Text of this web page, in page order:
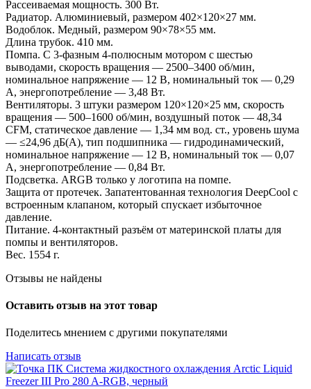
Рассеиваемая мощность. 300 Вт.
Радиатор. Алюминиевый, размером 402×120×27 мм.
Водоблок. Медный, размером 90×78×55 мм.
Длина трубок. 410 мм.
Помпа. С 3-фазным 4-полюсным мотором с шестью
выводами, скорость вращения — 2500–3400 об/мин,
номинальное напряжение — 12 В, номинальный ток — 0,29
А, энергопотребление — 3,48 Вт.
Вентиляторы. 3 штуки размером 120×120×25 мм, скорость
вращения — 500–1600 об/мин, воздушный поток — 48,34
CFM, статическое давление — 1,34 мм вод. ст., уровень шума
— ≤24,96 дБ(A), тип подшипника — гидродинамический,
номинальное напряжение — 12 В, номинальный ток — 0,07
А, энергопотребление — 0,84 Вт.
Подсветка. ARGB только у логотипа на помпе.
Защита от протечек. Запатентованная технология DeepCool с
встроенным клапаном, который спускает избыточное
давление.
Питание. 4-контактный разъём от материнской платы для
помпы и вентиляторов.
Вес. 1554 г.
Отзывы не найдены
Оставить отзыв на этот товар
Поделитесь мнением с другими покупателями
Написать отзыв